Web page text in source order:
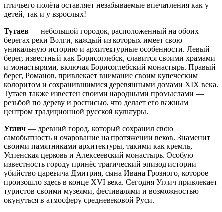
птичьего полёта оставляет незабываемые впечатления как у
детей, так и у взрослых!
Тутаев — небольшой городок, расположенный на обоих
берегах реки Волги, каждый из которых имеет свою
уникальную историю и архитектурные особенности. Левый
берег, известный как Борисоглебск, славится своими храмами
и монастырями, включая Борисоглебский монастырь. Правый
берег, Романов, привлекает внимание своим купеческим
колоритом и сохранившимися деревянными домами XIX века.
Тутаев также известен своими народными промыслами —
резьбой по дереву и росписью, что делает его важным
центром традиционной русской культуры.
Углич — древний город, который сохранил свою
самобытность и очарование на протяжении веков. Знаменит
своими памятниками архитектуры, такими как кремль,
Успенская церковь и Алексеевский монастырь. Особую
известность городу принёс трагический эпизод истории —
убийство царевича Дмитрия, сына Ивана Грозного, которое
произошло здесь в конце XVI века. Сегодня Углич привлекает
туристов своими музеями, фестивалями и возможностью
окунуться в атмосферу средневековой Руси.